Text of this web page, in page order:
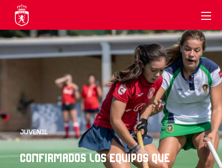
JUVENIL
CONFIRMADOS LOS EQUIPOS QUE